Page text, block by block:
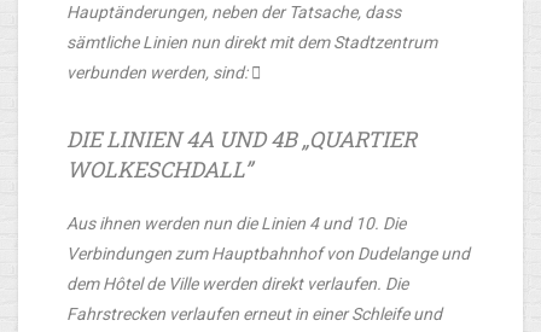
Hauptänderungen, neben der Tatsache, dass
sämtliche Linien nun direkt mit dem Stadtzentrum
verbunden werden, sind: 
DIE LINIEN 4A UND 4B „QUARTIER
WOLKESCHDALL”
Aus ihnen werden nun die Linien 4 und 10. Die
Verbindungen zum Hauptbahnhof von Dudelange und
dem Hôtel de Ville werden direkt verlaufen. Die
Fahrstrecken verlaufen erneut in einer Schleife und